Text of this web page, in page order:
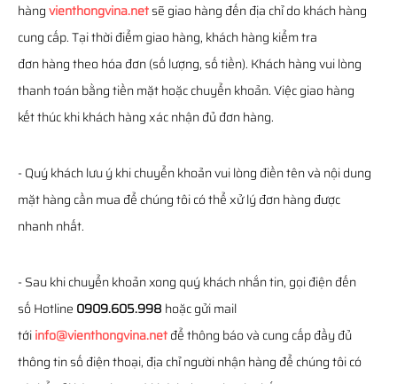
hàngvienthongvina.netsẽ giao hàng đến địa chỉ do khách hàng
cung cấp. Tại thời điểm giao hàng, khách hàng kiểm tra
đơn hàng theo hóa đơn (số lượng, số tiền). Khách hàng vui lòng
thanh toán bằng tiền mặt hoặc chuyển khoản. Việc giao hàng
kết thúc khi khách hàng xác nhận đủ đơn hàng.
- Quý khách lưu ý khi chuyển khoản vui lòng điền tên và nội dung
mặt hàng cần mua để chúng tôi có thể xử lý đơn hàng được
nhanh nhất.
- Sau khi chuyển khoản xong quý khách nhắn tin, gọi điện đến
số Hotline 0909.605.998 hoặc gửi mail
tớiinfo@vienthongvina.netđể thông báo và cung cấp đầy đủ
thông tin số điện thoại, địa chỉ người nhận hàng để chúng tôi có